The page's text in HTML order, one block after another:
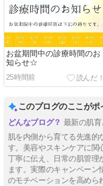
お盆期間中の診療時間のお
知らせ☆
25時間前
このブログのここがポ
最新の肌
肌を内側から育てる先進的
す。美容やスキンケアに関
丁寧に伝え、日常の肌管理
ます。実際のキャンペー
のモチベーションを高めら